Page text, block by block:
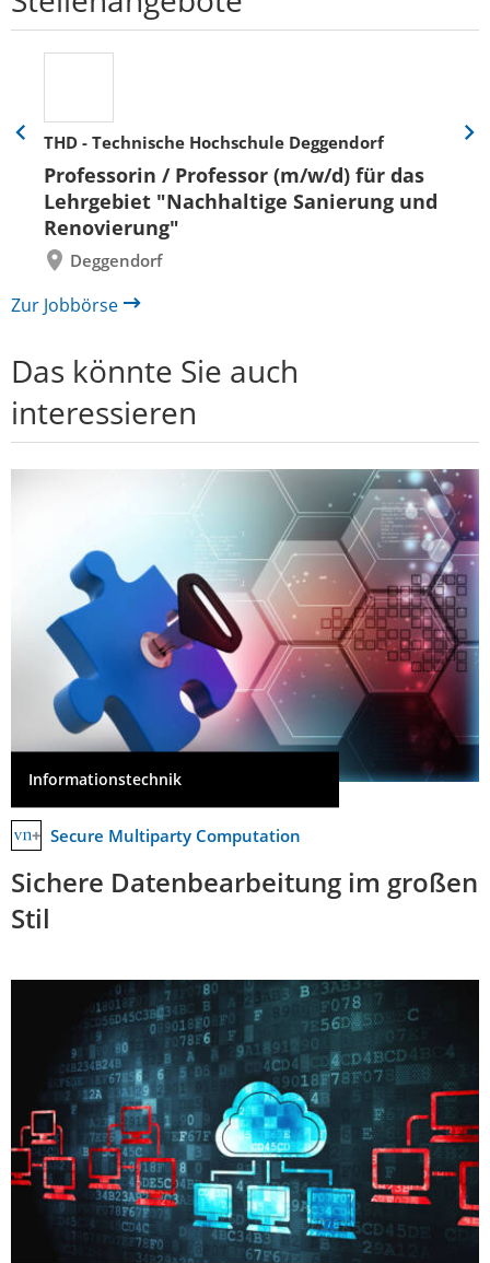
THD - Technische Hochschule Deggendorf
Professorin / Professor (m/w/d) für das
Lehrgebiet "Nachhaltige Sanierung und
Renovierung"
Deggendorf
Eine
zurück
Eine
Zur Jobbörse
Das könnte Sie auch
interessieren
Informationstechnik
Secure Multiparty Computation
Sichere Datenbearbeitung im großen
Stil